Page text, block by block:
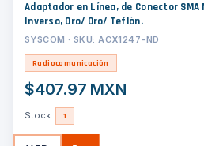
Adaptador en Línea, de Conector SMA
Inverso, Oro/ Oro/ Teflón.
SYSCOM · SKU: ACX1247-ND
Radiocomunicación
$407.97 MXN
Stock: 1